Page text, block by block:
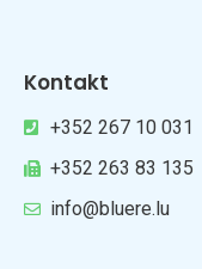
Kontakt
+352 267 10 031
+352 263 83 135
info@bluere.lu